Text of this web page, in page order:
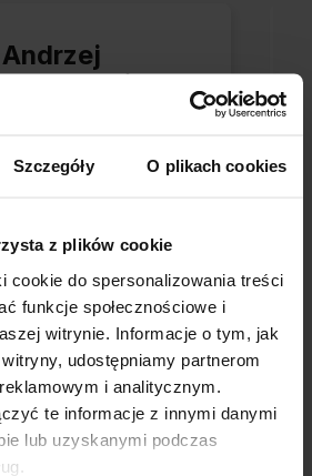
Szczegóły O plikach cookies
z plików cookie
cookie do spersonalizowania treści
funkcje społecznościowe i
witrynie. Informacje o tym, jak
udostępniamy partnerom
i analitycznym.
te informacje z innymi danymi
lub uzyskanymi podczas
Andrzej
super jakości,
jeszcze
ciężko nie być
Paczkę
Udane
i przyjemna
Warto.
0 0